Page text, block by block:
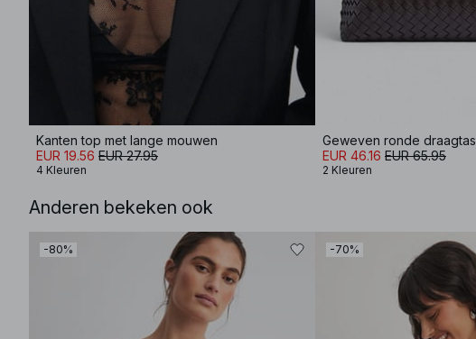
Kanten top met lange mouwen
EUR 19.56 EUR 27.95
4 Kleuren
Geweven ronde draagtas
EUR 46.16 EUR 65.95
2 Kleuren
Anderen bekeken ook
-80% -70%